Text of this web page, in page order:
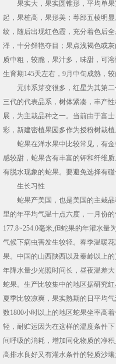
果实大，果实圆锥形，平均单果
起，果桩高，果形美；萼部五棱明
纹，随后出现红色霞，充分着色后
泽，十分鲜艳夺目；果点浅褐色或
质中粗，较脆，果汁多，味甜，可
生育期145天左右，9月中旬成熟，
元帅系芽变很多，红星为其第二
三代的代表品系，树体紧凑，丰产
展，为主栽品种之一。当前由于富
彩，新建密植果园多作为授粉树栽植
蛇果在洋水果中比较常见，有金
感较甜，蛇果含有丰富的钾和纤维
有脱水现象的蛇果。要避免选择有碰
生长习性
蛇果产美国，也是美国的主栽品
里的年平均气温十点六度，一月份
177.8~254.0毫米,但蛇果的年灌水量
气候下病虫害发生较轻。春季温暖
果。中国的山西陕西以及秦岭以上
年降水量少光照时间长，昼夜温差
蛇果。生产比较集中的地区据研究
夏季比较凉爽，果实熟期的日平均
数1800小时以上的地区蛇果坐率高
轻，耐贮运因为在这样的温度条件
间呼吸的消耗，增加同化物质的净
高排水良好又有灌水条件的轻质沙